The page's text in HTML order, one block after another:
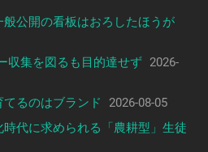
公開の看板はおろしたほうが
収集を図るも目的達せず 2026-
てるのはブランド
2026-08-05
代に求められる「農耕型」生徒